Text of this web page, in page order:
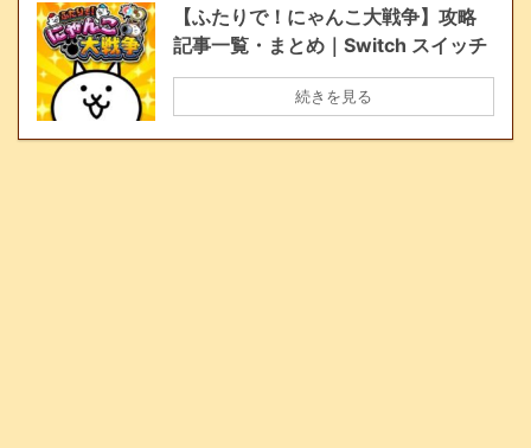
【ふたりで！にゃんこ大戦争】攻略
記事一覧・まとめ｜Switch スイッチ
続きを見る